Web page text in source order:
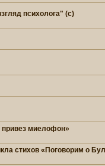
психолога" (c)
привез миелофон»
стихов «Поговорим о